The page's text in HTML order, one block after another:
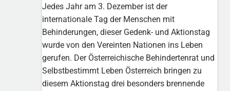
Jedes Jahr am 3. Dezember ist der
internationale Tag der Menschen mit
Behinderungen, dieser Gedenk- und Aktionstag
wurde von den Vereinten Nationen ins Leben
gerufen. Der Österreichische Behindertenrat und
Selbstbestimmt Leben Österreich bringen zu
diesem Aktionstag drei besonders brennende